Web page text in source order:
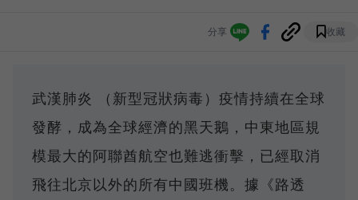
分享 收藏
武漢肺炎 （新型冠狀病毒）疫情持續在全球
發酵，成為全球經濟的黑天鵝，中東地區規
模最大的阿聯酋航空也難逃衝擊，已經取消
飛往北京以外的所有中國班機。據《路透